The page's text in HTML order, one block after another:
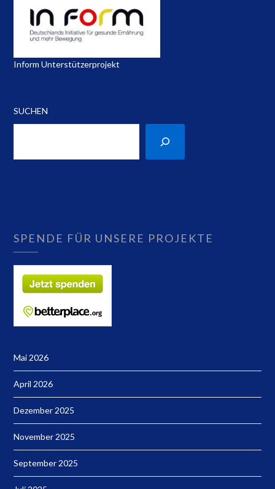
Inform Unterstützerprojekt
SUCHEN
SPENDE FÜR UNSERE PROJEKTE
Mai 2026
April 2026
Dezember 2025
November 2025
September 2025